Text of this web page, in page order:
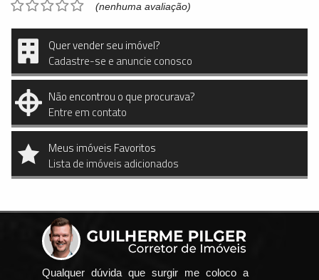
(nenhuma avaliação)
Quer vender seu imóvel?
Cadastre-se e anuncie conosco
Não encontrou o que procurava?
Entre em contato
Meus imóveis Favoritos
Lista de imóveis adicionados
Qualquer dúvida que surgir me coloco a